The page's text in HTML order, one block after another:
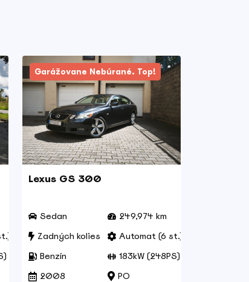
Garážovane Nebúrané. Top!
Lexus GS 300
Sedan
249,974 km
Zadných kolies
Automat (6 st.)
Benzín
183kW (248PS)
2008
PO